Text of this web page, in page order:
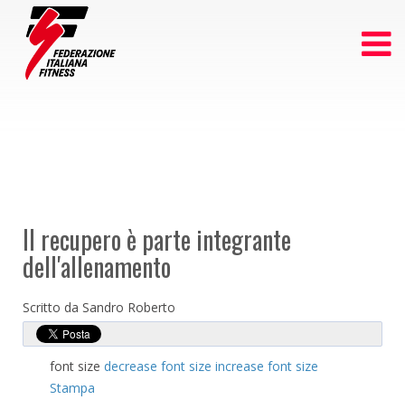
Il recupero è parte integrante
dell'allenamento
Scritto da Sandro Roberto
font size decrease font size increase font size
Stampa